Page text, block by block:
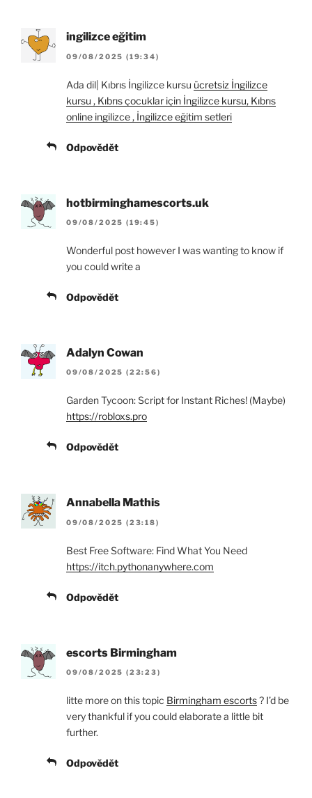
ingilizce eğitim
09/08/2025 (19:34)
Ada dil| Kıbrıs İngilizce kursu ücretsiz İngilizce
kursu , Kıbrıs çocuklar için İngilizce kursu, Kıbrıs
online ingilizce , İngilizce eğitim setleri
Odpovědět
hotbirminghamescorts.uk
09/08/2025 (19:45)
Wonderful post however I was wanting to know if
you could write a
Odpovědět
Adalyn Cowan
09/08/2025 (22:56)
Garden Tycoon: Script for Instant Riches! (Maybe)
https://robloxs.pro
Odpovědět
Annabella Mathis
09/08/2025 (23:18)
Best Free Software: Find What You Need
https://itch.pythonanywhere.com
Odpovědět
escorts Birmingham
09/08/2025 (23:23)
litte more on this topic Birmingham escorts? I’d be
very thankful if you could elaborate a little bit
further.
Odpovědět